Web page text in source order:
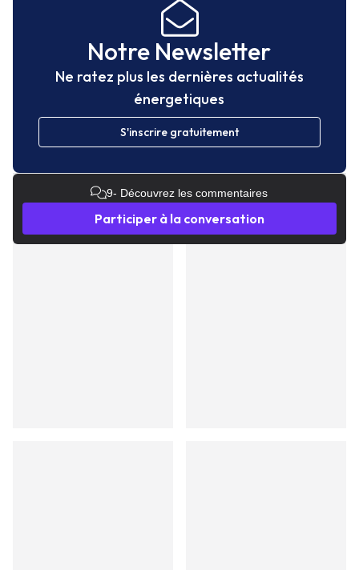
Notre Newsletter
Ne ratez plus les dernières actualités
énergetiques
S'inscrire gratuitement
9- Découvrez les commentaires
Participer à la conversation